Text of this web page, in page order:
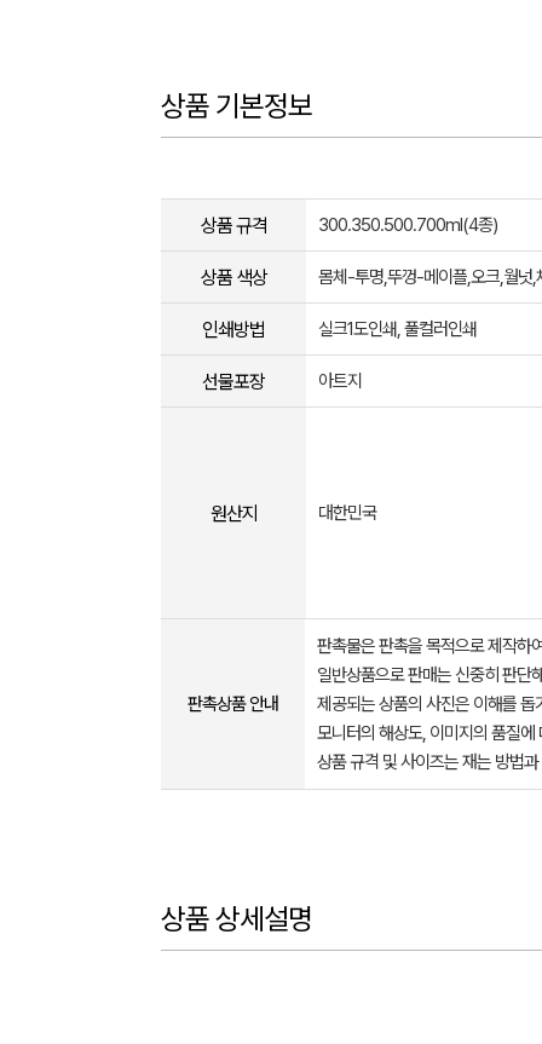
상품 기본정보
상품 규격 300.350.500.700ml(4종)
상품 색상 몸체-투명,뚜껑-메이플,오크,월넛,
인쇄방법 실크1도인쇄, 풀컬러인쇄
선물포장 아트지
원산지 대한민국
판촉상품 안내
판촉물은 판촉을 목적으로 제작하
일반상품으로 판매는 신중히 판단
제공되는 상품의 사진은 이해를
모니터의 해상도, 이미지의 품질
상품 규격 및 사이즈는 재는 방법
상품 상세설명